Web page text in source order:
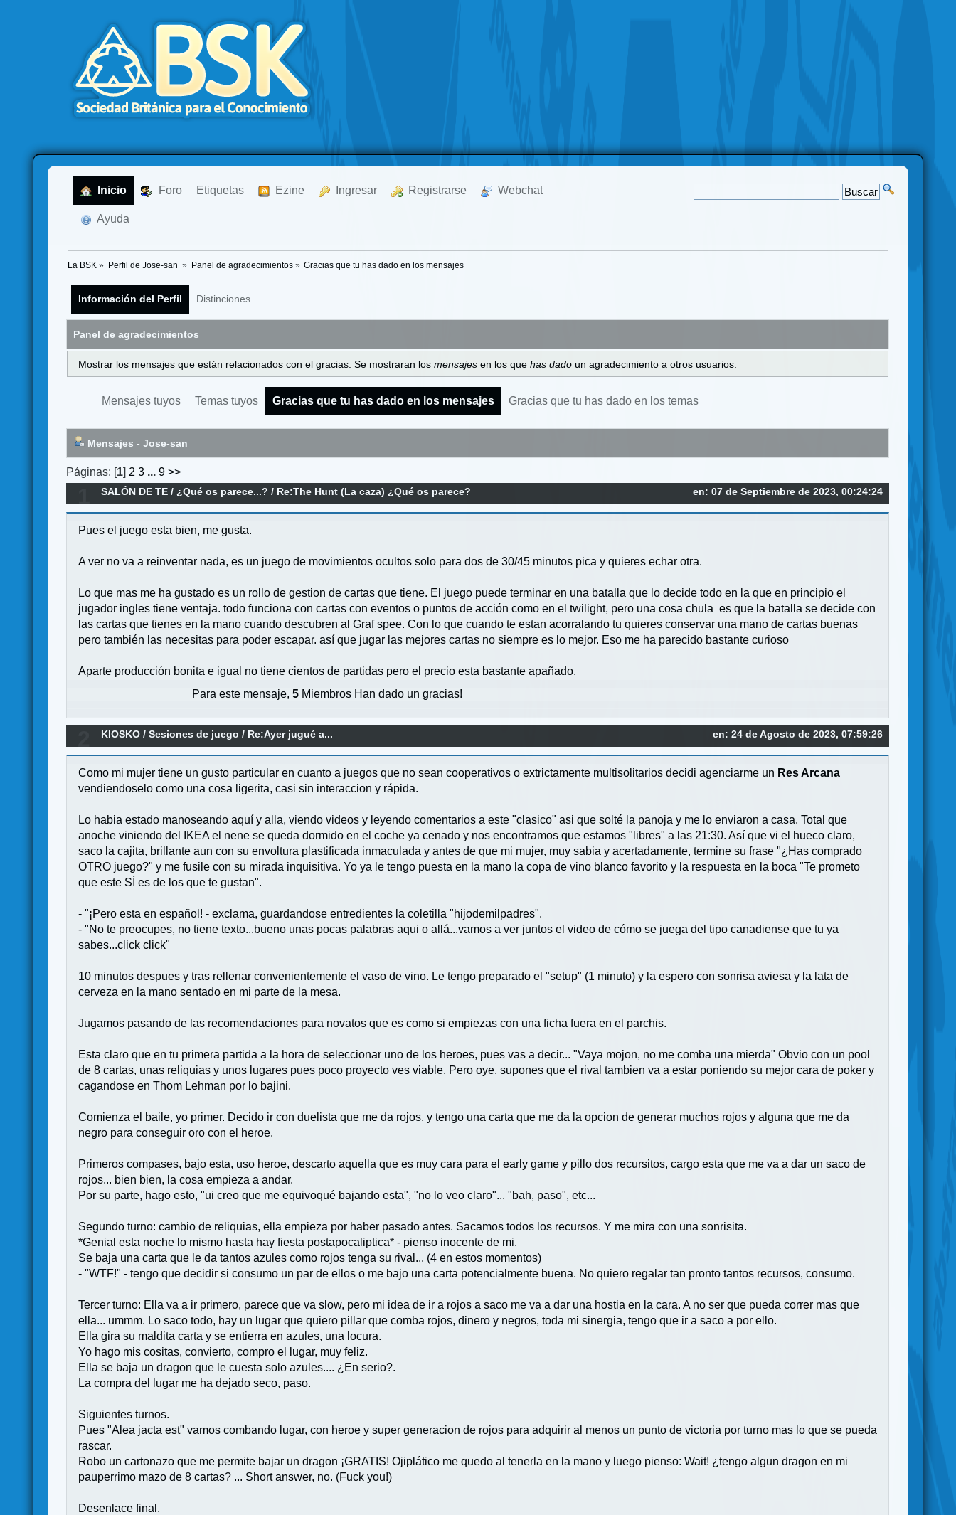
Inicio Foro Etiquetas Ezine Ingresar Registrarse Webchat
Ayuda
La BSK » Perfil de Jose-san » Panel de agradecimientos» Gracias que tu has dado en los mensajes
Información del Perfil Distinciones
Panel de agradecimientos
Mostrar los mensajes que están relacionados con el gracias. Se mostraran los mensajes en los que has dado un agradecimiento a otros usuarios.
Mensajes tuyos Temas tuyos Gracias que tu has dado en los mensajes Gracias que tu has dado en los temas
Mensajes - Jose-san
Páginas: [1] 2 3 ...9 >>
en: 07 de Septiembre de 2023, 00:24:24
SALÓN DE TE /¿Qué os parece...? / Re:The Hunt (La caza) ¿Qué os parece?
Pues el juego esta bien, me gusta.
A ver no va a reinventar nada, es un juego de movimientos ocultos solo para dos de 30/45 minutos pica y quieres echar otra.
Lo que mas me ha gustado es un rollo de gestion de cartas que tiene. El juego puede terminar en una batalla que lo decide todo en la que en principio el
jugador ingles tiene ventaja. todo funciona con cartas con eventos o puntos de acción como en el twilight, pero una cosa chula es que la batalla se decide con
las cartas que tienes en la mano cuando descubren al Graf spee. Con lo que cuando te estan acorralando tu quieres conservar una mano de cartas buenas
pero también las necesitas para poder escapar. así que jugar las mejores cartas no siempre es lo mejor. Eso me ha parecido bastante curioso
Aparte producción bonita e igual no tiene cientos de partidas pero el precio esta bastante apañado.
Para este mensaje,5 Miembros Han dado un gracias!
en: 24 de Agosto de 2023, 07:59:26
KIOSKO /Sesiones de juego / Re:Ayer jugué a...
Como mi mujer tiene un gusto particular en cuanto a juegos que no sean cooperativos o extrictamente multisolitarios decidi agenciarme un Res Arcana
vendiendoselo como una cosa ligerita, casi sin interaccion y rápida.
Lo habia estado manoseando aquí y alla, viendo videos y leyendo comentarios a este "clasico" asi que solté la panoja y me lo enviaron a casa. Total que
anoche viniendo del IKEA el nene se queda dormido en el coche ya cenado y nos encontramos que estamos "libres" a las 21:30. Así que vi el hueco claro,
saco la cajita, brillante aun con su envoltura plastificada inmaculada y antes de que mi mujer, muy sabia y acertadamente, termine su frase "¿Has comprado
OTRO juego?" y me fusile con su mirada inquisitiva. Yo ya le tengo puesta en la mano la copa de vino blanco favorito y la respuesta en la boca "Te prometo
que este SÍ es de los que te gustan".
- "¡Pero esta en español! - exclama, guardandose entredientes la coletilla "hijodemilpadres".
- "No te preocupes, no tiene texto...bueno unas pocas palabras aqui o allá...vamos a ver juntos el video de cómo se juega del tipo canadiense que tu ya
sabes...click click"
10 minutos despues y tras rellenar convenientemente el vaso de vino. Le tengo preparado el "setup" (1 minuto) y la espero con sonrisa aviesa y la lata de
cerveza en la mano sentado en mi parte de la mesa.
Jugamos pasando de las recomendaciones para novatos que es como si empiezas con una ficha fuera en el parchis.
Esta claro que en tu primera partida a la hora de seleccionar uno de los heroes, pues vas a decir... "Vaya mojon, no me comba una mierda" Obvio con un pool
de 8 cartas, unas reliquias y unos lugares pues poco proyecto ves viable. Pero oye, supones que el rival tambien va a estar poniendo su mejor cara de poker y
cagandose en Thom Lehman por lo bajini.
Comienza el baile, yo primer. Decido ir con duelista que me da rojos, y tengo una carta que me da la opcion de generar muchos rojos y alguna que me da
negro para conseguir oro con el heroe.
Primeros compases, bajo esta, uso heroe, descarto aquella que es muy cara para el early game y pillo dos recursitos, cargo esta que me va a dar un saco de
rojos... bien bien, la cosa empieza a andar.
Por su parte, hago esto, "ui creo que me equivoqué bajando esta", "no lo veo claro"... "bah, paso", etc...
Segundo turno: cambio de reliquias, ella empieza por haber pasado antes. Sacamos todos los recursos. Y me mira con una sonrisita.
*Genial esta noche lo mismo hasta hay fiesta postapocaliptica* - pienso inocente de mi.
Se baja una carta que le da tantos azules como rojos tenga su rival... (4 en estos momentos)
- "WTF!" - tengo que decidir si consumo un par de ellos o me bajo una carta potencialmente buena. No quiero regalar tan pronto tantos recursos, consumo.
Tercer turno: Ella va a ir primero, parece que va slow, pero mi idea de ir a rojos a saco me va a dar una hostia en la cara. A no ser que pueda correr mas que
ella... ummm. Lo saco todo, hay un lugar que quiero pillar que comba rojos, dinero y negros, toda mi sinergia, tengo que ir a saco a por ello.
Ella gira su maldita carta y se entierra en azules, una locura.
Yo hago mis cositas, convierto, compro el lugar, muy feliz.
Ella se baja un dragon que le cuesta solo azules.... ¿En serio?.
La compra del lugar me ha dejado seco, paso.
Siguientes turnos.
Pues "Alea jacta est" vamos combando lugar, con heroe y super generacion de rojos para adquirir al menos un punto de victoria por turno mas lo que se pueda
rascar.
Robo un cartonazo que me permite bajar un dragon ¡GRATIS! Ojiplático me quedo al tenerla en la mano y luego pienso: Wait! ¿tengo algun dragon en mi
pauperrimo mazo de 8 cartas? ... Short answer, no. (Fuck you!)
Desenlace final.